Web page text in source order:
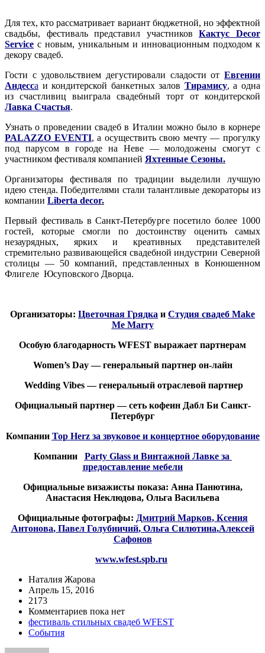
Для тех, кто рассматривает вариант бюджетной, но эффектной
свадьбы, фестиваль представил участниковКактус Decor
Service с новым, уникальным и инновационным подходом к
декору свадеб.
Гости с удовольствием дегустировали сладости от Евгении
Андесса и кондитерской банкетных залов Тирамису, а одна
из счастливиц выиграла свадебный торт от кондитерской
Лавка Счастья.
Узнать о проведении свадеб в Италии можно было в корнере
PALAZZO EVENTI, а осуществить свою мечту — прогулку
под парусом в городе на Неве — молодожены смогут с
участником фестиваля компанией Яхтенные Сезоны.
Организаторы фестиваля по традиции выделили лучшую
идею стенда. Победителями стали талантливые декораторы из
компании Liberta decor.
Первый фестиваль в Санкт-Петербурге посетило более 1000
гостей, которые смогли по достоинству оценить самых
незаурядных, ярких и креативных представителей
стремительно развивающейся свадебной индустрии Северной
столицы — 50 компаний, представленных в Конюшенном
Флигеле Юсуповского Дворца.
Организаторы: Цветочная Грядка и Студия свадеб Make
Me Marry
Особую благодарность WFEST выражает партнерам
Women’s Day — генеральный партнер он-лайн
Wedding Vibes — генеральный отраслевой партнер
Официальный партнер — сеть кофеин Дабл Би Санкт-
Петербург
Компании Top Herz за звуковое и концертное оборудование
Компании Party Glass и Винтажной Лавке за
предоставление мебели
Официальные визажисты показа: Анна Панютина,
Анастасия Неклюдова, Ольга Васильева
Официальные фотографы: Дмитрий Марков, Ксения
Антонова, Павел Голубничий, Ольга Силютина,Алексей
Сафонов
www.wfest.spb.ru
Наталия Жарова
Апрель 15, 2016
2173
Комментариев пока нет
фестиваль стильных свадеб WFEST
События